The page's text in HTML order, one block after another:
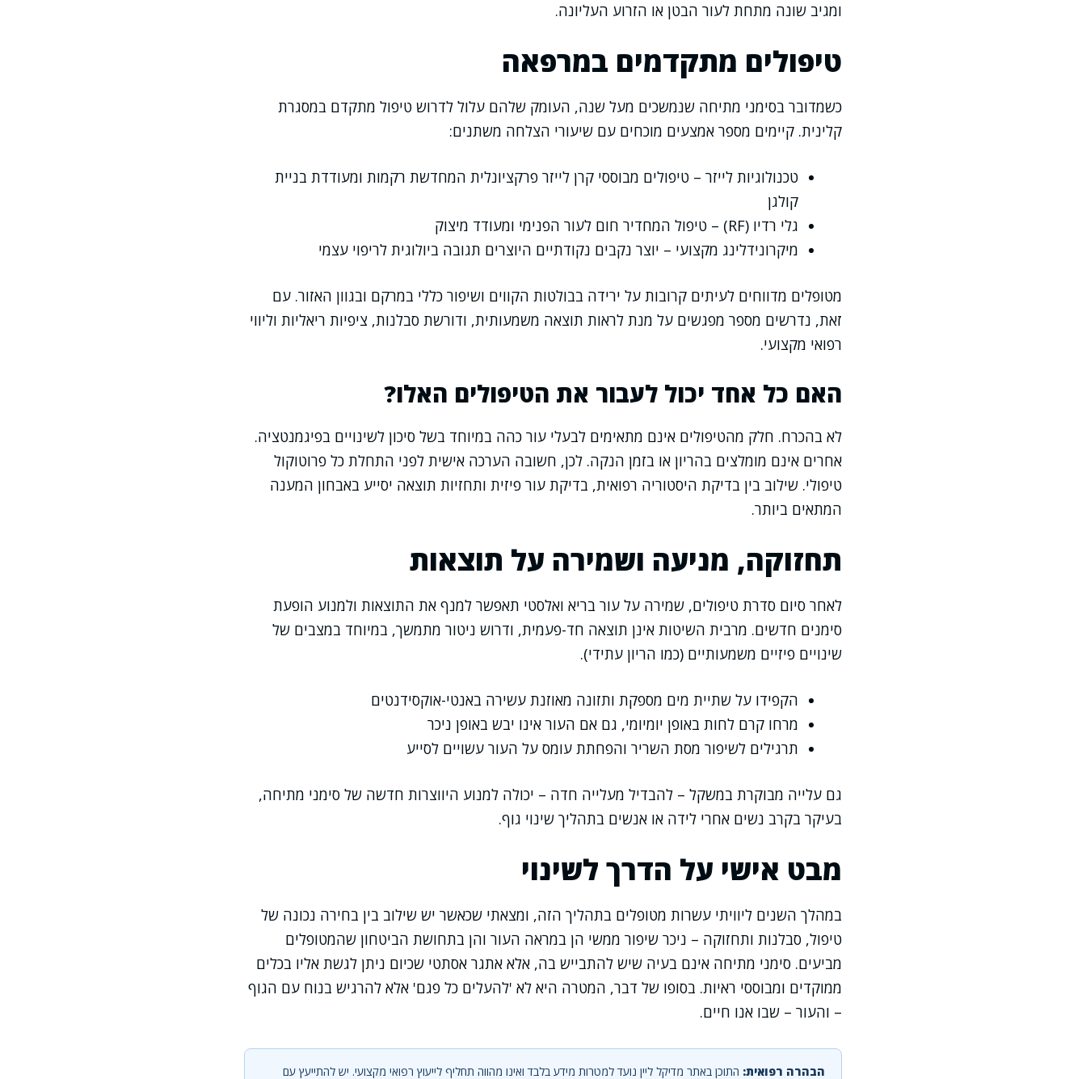
ומגיב שונה מתחת לעור הבטן או הזרוע העליונה.
טיפולים מתקדמים במרפאה
כשמדובר בסימני מתיחה שנמשכים מעל שנה, העומק שלהם עלול לדרוש טיפול מתקדם במסגרת
קלינית. קיימים מספר אמצעים מוכחים עם שיעורי הצלחה משתנים:
טכנולוגיות לייזר – טיפולים מבוססי קרן לייזר פרקציונלית המחדשת רקמות ומעודדת בניית
קולגן
גלי רדיו (RF) – טיפול המחדיר חום לעור הפנימי ומעודד מיצוק
מיקרונידלינג מקצועי – יוצר נקבים נקודתיים היוצרים תגובה ביולוגית לריפוי עצמי
מטופלים מדווחים לעיתים קרובות על ירידה בבולטות הקווים ושיפור כללי במרקם ובגוון האזור. עם
זאת, נדרשים מספר מפגשים על מנת לראות תוצאה משמעותית, ודורשת סבלנות, ציפיות ריאליות וליווי
רפואי מקצועי.
האם כל אחד יכול לעבור את הטיפולים האלו?
לא בהכרח. חלק מהטיפולים אינם מתאימים לבעלי עור כהה במיוחד בשל סיכון לשינויים בפיגמנטציה.
אחרים אינם מומלצים בהריון או בזמן הנקה. לכן, חשובה הערכה אישית לפני התחלת כל פרוטוקול
טיפולי. שילוב בין בדיקת היסטוריה רפואית, בדיקת עור פיזית ותחזיות תוצאה יסייע באבחון המענה
המתאים ביותר.
תחזוקה, מניעה ושמירה על תוצאות
לאחר סיום סדרת טיפולים, שמירה על עור בריא ואלסטי תאפשר למנף את התוצאות ולמנוע הופעת
סימנים חדשים. מרבית השיטות אינן תוצאה חד-פעמית, ודרוש ניטור מתמשך, במיוחד במצבים של
שינויים פיזיים משמעותיים (כמו הריון עתידי).
הקפידו על שתיית מים מספקת ותזונה מאוזנת עשירה באנטי-אוקסידנטים
מרחו קרם לחות באופן יומיומי, גם אם העור אינו יבש באופן ניכר
תרגילים לשיפור מסת השריר והפחתת עומס על העור עשויים לסייע
גם עלייה מבוקרת במשקל – להבדיל מעלייה חדה – יכולה למנוע היווצרות חדשה של סימני מתיחה,
בעיקר בקרב נשים אחרי לידה או אנשים בתהליך שינוי גוף.
מבט אישי על הדרך לשינוי
במהלך השנים ליוויתי עשרות מטופלים בתהליך הזה, ומצאתי שכאשר יש שילוב בין בחירה נכונה של
טיפול, סבלנות ותחזוקה – ניכר שיפור ממשי הן במראה העור והן בתחושת הביטחון שהמטופלים
מביעים. סימני מתיחה אינם בעיה שיש להתבייש בה, אלא אתגר אסתטי שכיום ניתן לגשת אליו בכלים
ממוקדים ומבוססי ראיות. בסופו של דבר, המטרה היא לא 'להעלים כל פגם' אלא להרגיש בנוח עם הגוף
– והעור – שבו אנו חיים.
הבהרה רפואית: התוכן באתר מדיקל ליין נועד למטרות מידע בלבד ואינו מהווה תחליף לייעוץ רפואי מקצועי. יש להתייעץ עם